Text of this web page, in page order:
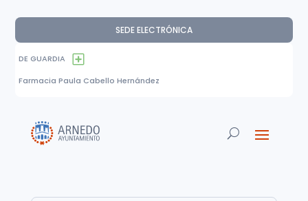
SEDE ELECTRÓNICA
DE GUARDIA
Farmacia Paula Cabello Hernández